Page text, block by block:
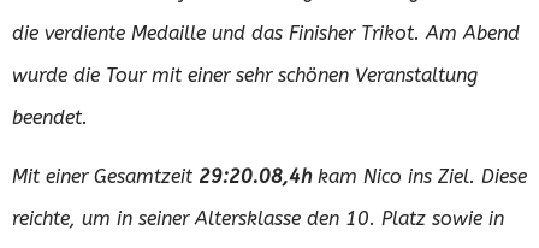
die verdiente Medaille und das Finisher Trikot. Am Abend
wurde die Tour mit einer sehr schönen Veranstaltung
beendet.
Mit einer Gesamtzeit 29:20.08,4hkam Nico ins Ziel. Diese
reichte, um in seiner Altersklasse den 10. Platz sowie in